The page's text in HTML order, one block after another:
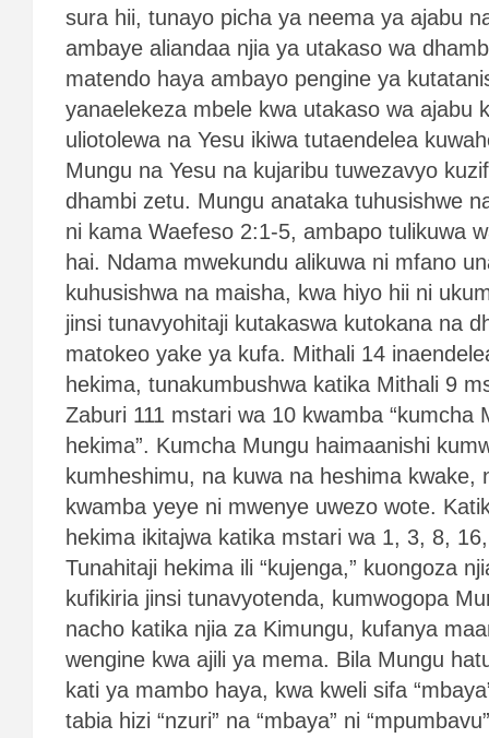
sura hii, tunayo picha ya neema ya ajabu
ambaye aliandaa njia ya utakaso wa
matendo haya ambayo pengine ya
yanaelekeza mbele kwa utakaso wa ajabu
uliotolewa na Yesu ikiwa tutaendelea
Mungu na Yesu na kujaribu tuwezavyo
dhambi zetu. Mungu anataka tuhusishwe
ni kama Waefeso 2:1-5, ambapo tulikuwa
hai. Ndama mwekundu alikuwa ni mfano
kuhusishwa na maisha, kwa hiyo hii ni
jinsi tunavyohitaji kutakaswa kutokana na
matokeo yake ya kufa. Mithali 14
hekima, tunakumbushwa katika Mithali 9
Zaburi 111 mstari wa 10 kwamba “kumcha
hekima”. Kumcha Mungu haimaanishi
kumheshimu, na kuwa na heshima kwake,
kwamba yeye ni mwenye uwezo wote.
hekima ikitajwa katika mstari wa 1, 3, 8,
Tunahitaji hekima ili “kujenga,” kuongoza
kufikiria jinsi tunavyotenda, kumwogopa
nacho katika njia za Kimungu, kufanya
wengine kwa ajili ya mema. Bila Mungu
kati ya mambo haya, kwa kweli sifa
tabia hizi “nzuri” na “mbaya” ni